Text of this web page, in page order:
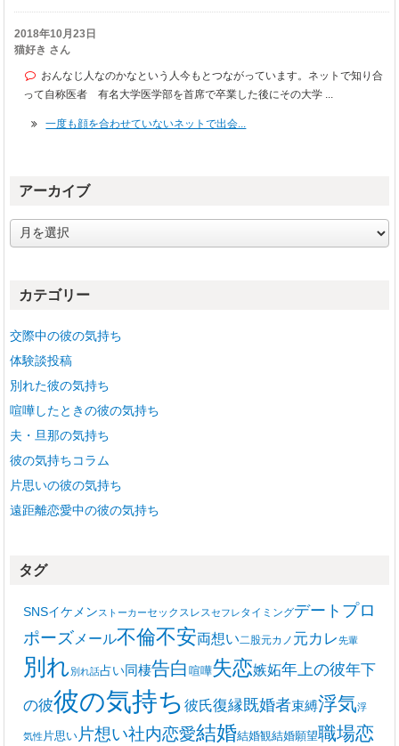
2018年10月23日
猫好き さん
おんなじ人なのかなという人今もとつながっています。ネットで知り合
って自称医者 有名大学医学部を首席で卒業した後にその大学 ...
一度も顔を合わせていないネットで出会...
アーカイブ
ー
ブカテゴリー
交際中の彼の気持ち
体験談投稿
別れた彼の気持ち
喧嘩したときの彼の気持ち
夫・旦那の気持ち
彼の気持ちコラム
片思いの彼の気持ち
遠距離恋愛中の彼の気持ち
タグ
SNSイケメンストーカーセックスレスセフレタイミングデート プロ
ポーズ メール不倫不安両想い二股元カノ 元カレ先輩
別れ別れ話占い同棲告白 喧嘩失恋嫉妬年上の彼年下
の彼彼の気持ち 彼氏復縁既婚者束縛浮気浮
気性 片思い 片想い社内恋愛結婚結婚観結婚願望職場恋